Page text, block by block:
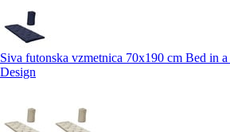
Siva futonska vzmetnica 70x190 cm Bed in
Design